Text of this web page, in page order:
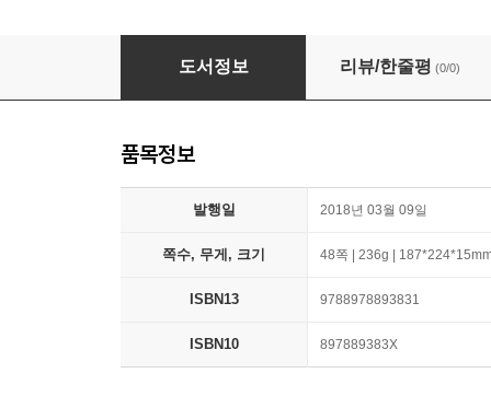
철길 옆 동네의 추억
도서정보 리뷰/한줄평 (0/0)
품목정보
발행일 2018년 03월 09일
쪽수, 무게, 크기 48쪽 | 236g |
ISBN13 9788978893831
ISBN10 897889383X